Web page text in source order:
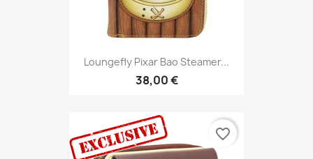
Loungefly Pixar Bao Steamer...
38,00 €
favorite_border